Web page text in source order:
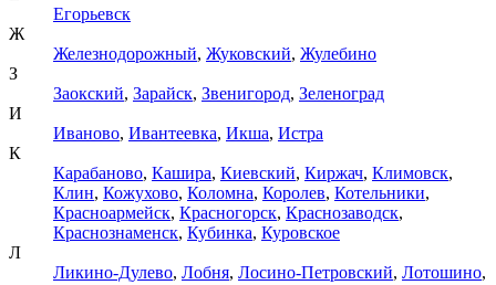
Егорьевск
Ж
Железнодорожный, Жуковский, Жулебино
З
Заокский, Зарайск, Звенигород, Зеленоград
И
Иваново, Ивантеевка, Икша, Истра
К
Карабаново, Кашира, Киевский, Киржач, Климовск,
Клин, Кожухово, Коломна, Королев, Котельники,
Красноармейск, Красногорск, Краснозаводск,
Краснознаменск, Кубинка, Куровское
Л
Ликино-Дулево, Лобня, Лосино-Петровский, Лотошино,